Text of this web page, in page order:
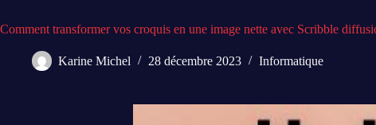
Comment transformer vos croquis en une image nette avec Scribble
Karine Michel 28 décembre 2023 Informatique